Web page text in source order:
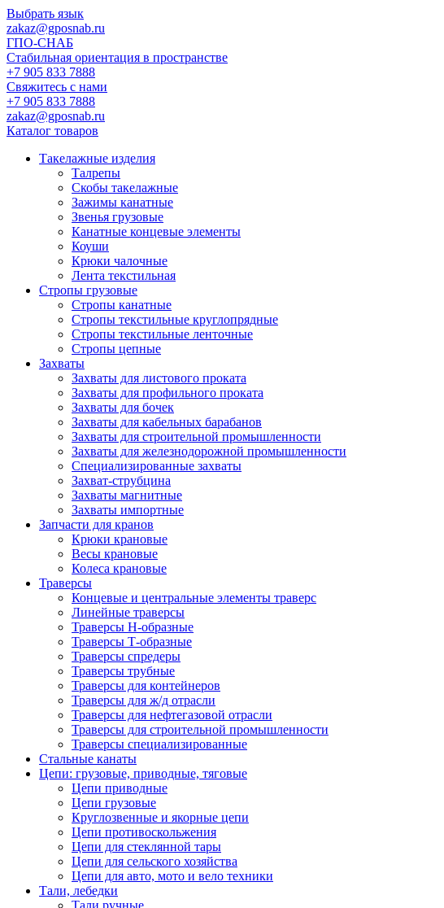
Выбрать язык
zakaz@gposnab.ru
ГПО-СНАБ
Стабильная ориентация в пространстве
+7 905 833 7888
Свяжитесь с нами
+7 905 833 7888
zakaz@gposnab.ru
Каталог товаров
Такелажные изделия
Талрепы
Скобы такелажные
Зажимы канатные
Звенья грузовые
Канатные концевые элементы
Коуши
Крюки чалочные
Лента текстильная
Стропы грузовые
Стропы канатные
Стропы текстильные круглопрядные
Стропы текстильные ленточные
Стропы цепные
Захваты
Захваты для листового проката
Захваты для профильного проката
Захваты для бочек
Захваты для кабельных барабанов
Захваты для строительной промышленности
Захваты для железнодорожной промышленности
Специализированные захваты
Захват-струбцина
Захваты магнитные
Захваты импортные
Запчасти для кранов
Крюки крановые
Весы крановые
Колеса крановые
Траверсы
Концевые и центральные элементы траверс
Линейные траверсы
Траверсы Н-образные
Траверсы Т-образные
Траверсы спредеры
Траверсы трубные
Траверсы для контейнеров
Траверсы для ж/д отрасли
Траверсы для нефтегазовой отрасли
Траверсы для строительной промышленности
Траверсы специализированные
Стальные канаты
Цепи: грузовые, приводные, тяговые
Цепи приводные
Цепи грузовые
Круглозвенные и якорные цепи
Цепи противоскольжения
Цепи для стеклянной тары
Цепи для сельского хозяйства
Цепи для авто, мото и вело техники
Тали, лебедки
Тали ручные